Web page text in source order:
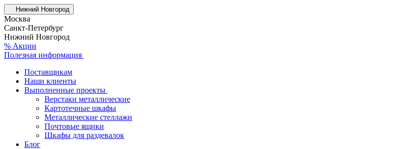
Нижний Новгород
Москва
Санкт-Петербург
Нижний Новгород
% Акции
Полезная информация
Поставщикам
Наши клиенты
Выполненные проекты
Верстаки металлические
Картотечные шкафы
Металлические стеллажи
Почтовые ящики
Шкафы для раздевалок
Блог